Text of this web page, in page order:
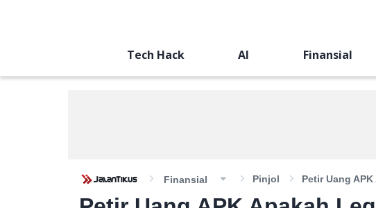
Tech Hack AI Finansial
Finansial Pinjol Petir Uang